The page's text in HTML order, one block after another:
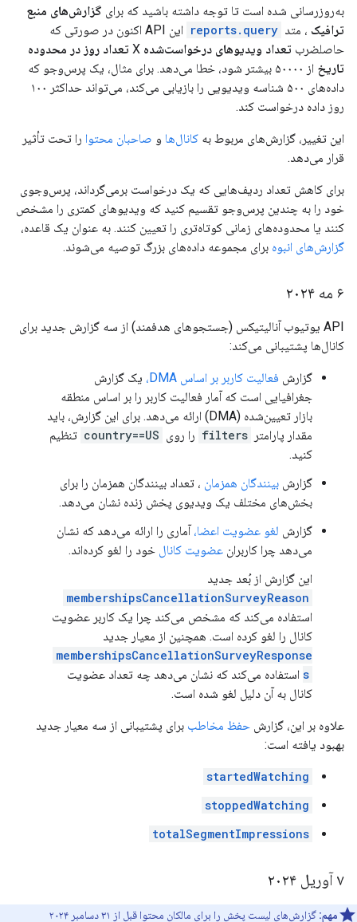
به‌روزرسانی شده است تا توجه داشته باشید که برای گزارش‌های منبع
ترافیک ، متد reports.query
این API اکنون در صورتی که
حاصلضرب تعداد ویدیوهای درخواست‌شده
تعداد روز در محدوده
تاریخ
از ۵۰۰۰۰ بیشتر شود، خطا می‌دهد. برای مثال، یک پرس‌وجو که
داده‌های ۵۰۰ شناسه ویدیویی را بازیابی می‌کند، می‌تواند حداکثر ۱۰۰
روز داده درخواست کند.
این تغییر، گزارش‌های مربوط به کانال‌ها و صاحبان محتوا را تحت تأثیر
قرار می‌دهد.
برای کاهش تعداد ردیف‌هایی که یک درخواست برمی‌گرداند، پرس‌وجوی
خود را به چندین پرس‌وجو تقسیم کنید که ویدیوهای کمتری را مشخص
کنند یا محدوده‌های زمانی کوتاه‌تری را تعیین کنند. به عنوان یک قاعده،
گزارش‌های انبوه برای مجموعه داده‌های بزرگ توصیه می‌شوند.
۶ مه ۲۰۲۴
API یوتیوب آنالیتیکس (جستجوهای هدفمند) از سه گزارش جدید برای
کانال‌ها پشتیبانی می‌کند:
گزارش فعالیت کاربر بر اساس DMA،
یک گزارش
جغرافیایی است که آمار فعالیت کاربر را بر اساس منطقه
بازار تعیین‌شده (DMA) ارائه می‌دهد. برای این گزارش، باید
مقدار پارامتر filters را روی country==US تنظیم
کنید.
گزارش بینندگان همزمان ، تعداد بینندگان همزمان را برای
بخش‌های مختلف یک ویدیوی پخش زنده نشان می‌دهد.
گزارش لغو عضویت اعضا، آماری را ارائه می‌دهد که نشان
می‌دهد چرا کاربران عضویت کانال خود را لغو کرده‌اند.
این گزارش از بُعد جدید
membershipsCancellationSurveyReason
استفاده می‌کند که مشخص می‌کند چرا یک کاربر عضویت
کانال را لغو کرده است. همچنین از معیار جدید
membershipsCancellationSurveyResponse
s استفاده می‌کند که نشان می‌دهد چه تعداد عضویت
کانال به آن دلیل لغو شده است.
علاوه بر این، گزارش حفظ مخاطب برای پشتیبانی از سه معیار جدید
بهبود یافته است:
startedWatching
stoppedWatching
totalSegmentImpressions
۷ آوریل ۲۰۲۴
مهم:
گزارش‌های لیست پخش را برای مالکان محتوا قبل از ۳۱ دسامبر ۲۰۲۴